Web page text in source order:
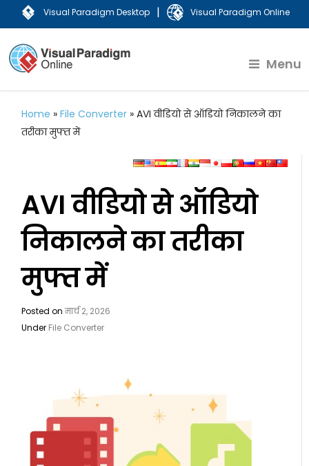
Visual Paradigm Desktop | Visual Paradigm Online
Menu
Home »File Converter »AVI वीडियो से ऑडियो निकालने का
तरीका मुफ्त में
AVI वीडियो से ऑडियो
निकालने का तरीका
मुफ्त में
Posted onमार्च 2, 2026
Under File Converter